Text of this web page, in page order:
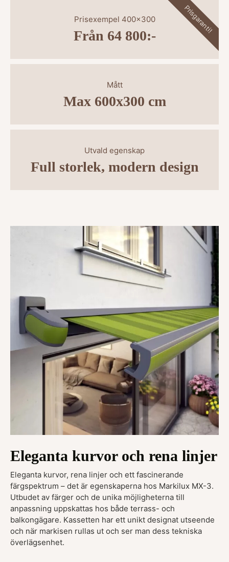
Prisexempel 400x300
Från 64 800:-
Prisgaranti!
Mått
Max 600x300 cm
Utvald egenskap
Full storlek, modern design
Eleganta kurvor och rena linjer
Eleganta kurvor, rena linjer och ett fascinerande
färgspektrum – det är egenskaperna hos Markilux MX-3.
Utbudet av färger och de unika möjligheterna till
anpassning uppskattas hos både terrass- och
balkongägare. Kassetten har ett unikt designat utseende
och när markisen rullas ut och ser man dess tekniska
överlägsenhet.